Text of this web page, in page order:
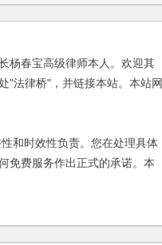
杨春宝高级律师本人。欢迎其
"法律桥"，并链接本站。本站网
和时效性负责。您在处理具体
免费服务作出正式的承诺。本